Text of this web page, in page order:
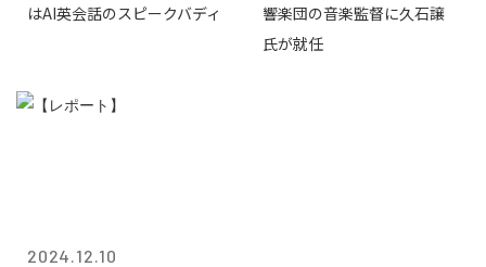
はAI英会話のスピークバディ
響楽団の音楽監督に久石譲
氏が就任
2024.12.10